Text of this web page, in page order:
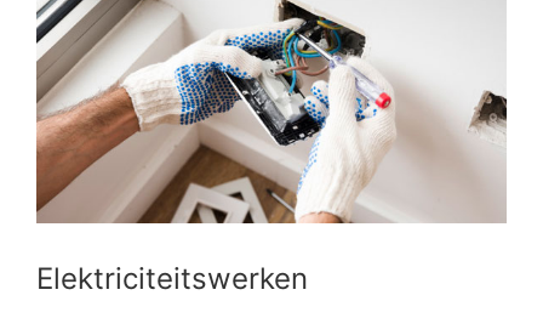
Elektriciteitswerken